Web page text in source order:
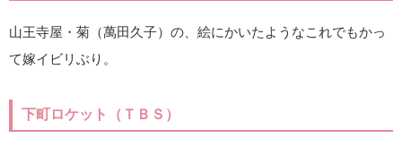
山王寺屋・菊（萬田久子）の、絵にかいたようなこれでもかっ
て嫁イビリぶり。
下町ロケット（ＴＢＳ）